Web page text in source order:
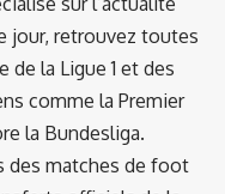
jour, retrouvez toutes
la Ligue 1 et des
comme la Premier
la Bundesliga.
des matches de foot